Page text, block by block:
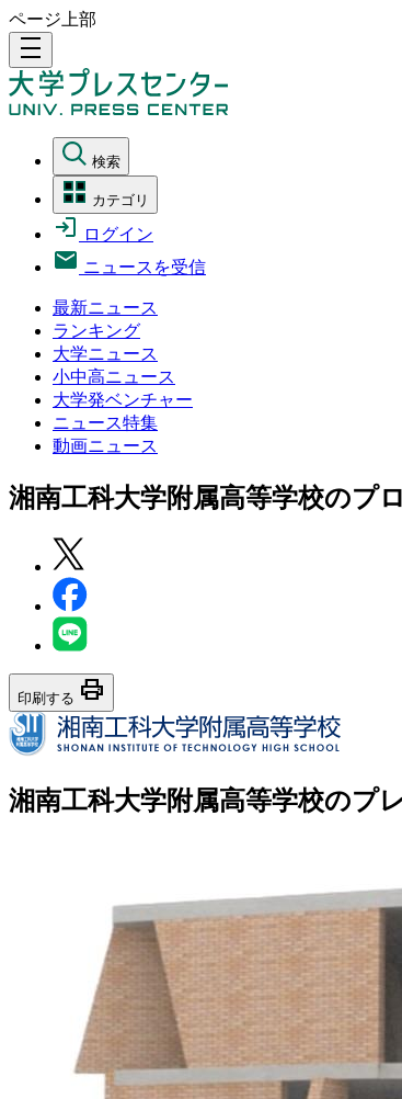
ページ上部
density_medium
検索
カテゴリ
ログイン
ニュースを受信
最新ニュース
ランキング
大学ニュース
小中高ニュース
大学発ベンチャー
ニュース特集
動画ニュース
湘南工科大学附属高等学校のプ
印刷する print
湘南工科大学附属高等学校のプ